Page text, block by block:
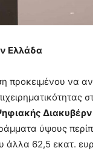
Ελλάδα
προκειμένου να
ύψους
62,5 εκατ.